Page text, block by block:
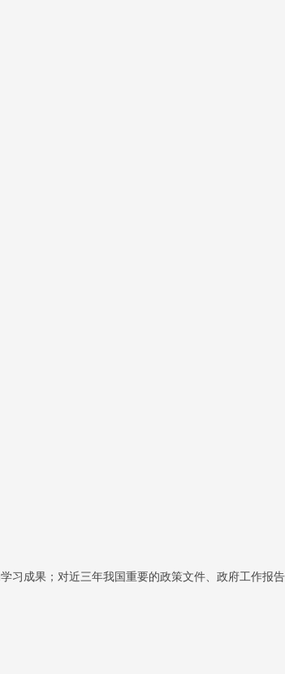
习成果；对近三年我国重要的政策文件、政府工作